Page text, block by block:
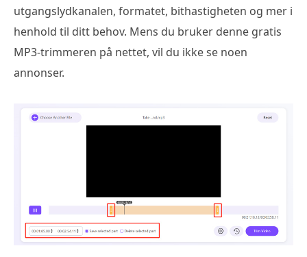
utgangslydkanalen, formatet, bithastigheten og mer i
henhold til ditt behov. Mens du bruker denne gratis
MP3-trimmeren på nettet, vil du ikke se noen
annonser.